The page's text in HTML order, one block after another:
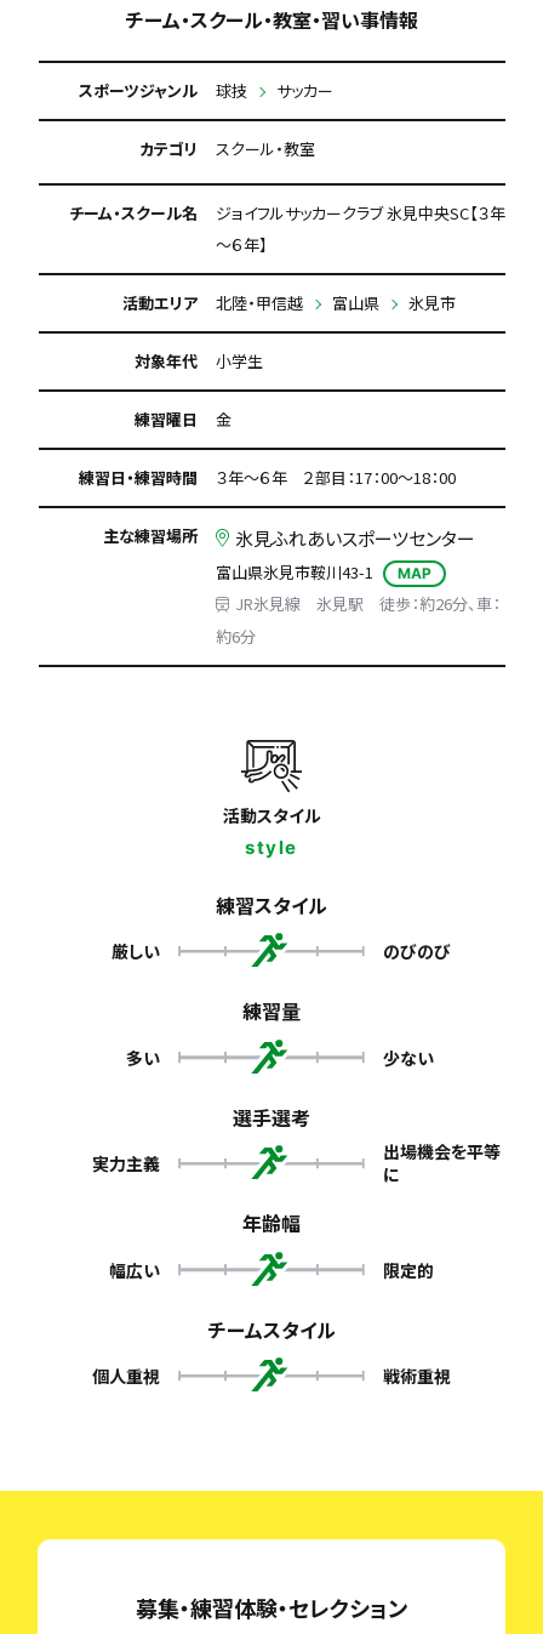
チーム・スクール・教室・習い事情報
スポーツジャンル 球技 サッカー
カテゴリ スクール・教室
チーム・スクール名
ジョイフルサッカークラブ 氷見中央SC【３年
～６年】
活動エリア 北陸・甲信越 富山県 氷見市
対象年代 小学生
練習曜日 金
練習日・練習時間 ３年～６年 ２部目：17：00～18：00
主な練習場所 氷見ふれあいスポーツセンター
富山県氷見市鞍川43-1 MAP
JR氷見線 氷見駅 徒歩：約26分、車：
約6分
活動スタイル
style
練習スタイル
厳しい のびのび
練習量
多い 少ない
選手選考
実力主義
出場機会を平等
に
年齢幅
幅広い 限定的
チームスタイル
個人重視 戦術重視
募集・練習体験・セレクション